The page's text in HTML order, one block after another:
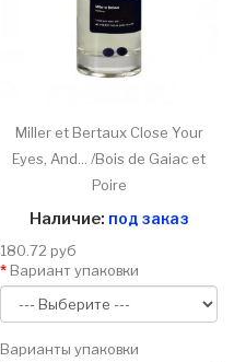
Miller et Bertaux Close Your
Eyes, And... /Bois de Gaiac et
Poire
Наличие: под заказ
180.72 руб
Вариант упаковки
Варианты упаковки